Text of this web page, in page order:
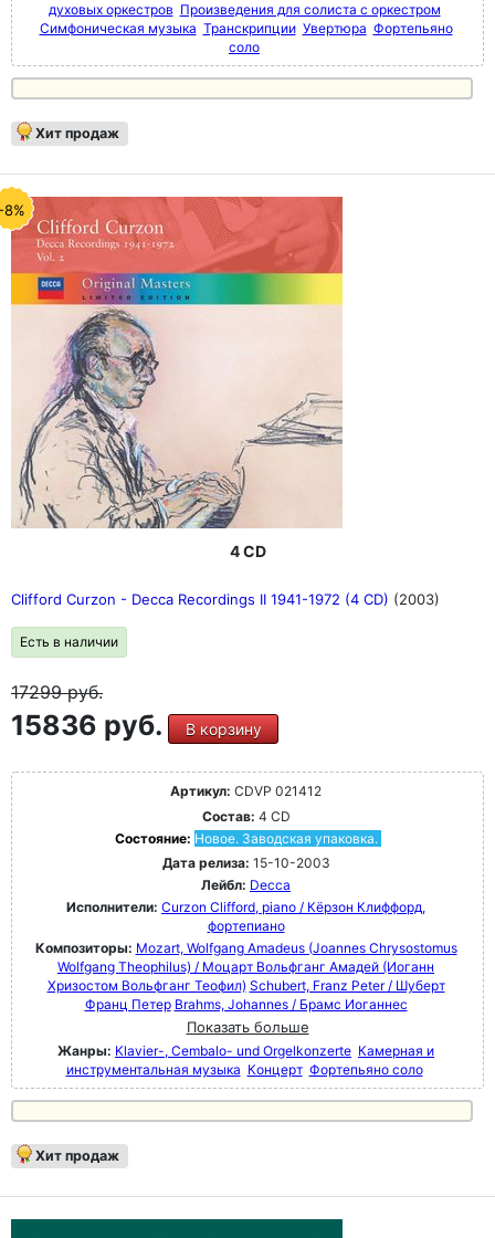
духовых оркестров Произведения для солиста с оркестром
Симфоническая музыка Транскрипции Увертюра Фортепьяно
соло
Хит продаж
8%
4 CD
Clifford Curzon - Decca Recordings II 1941-1972 (4 CD) (2003)
Есть в наличии
17299руб.
15836 руб. В корзину
Артикул: CDVP 021412
Состав: 4 CD
Состояние: Новое. Заводская упаковка.
Дата релиза: 15-10-2003
Лейбл: Decca
Исполнители: Curzon Clifford, piano / Кёрзон Клиффорд,
фортепиано
Композиторы: Mozart, Wolfgang Amadeus (Joannes Chrysostomus
Wolfgang Theophilus) / Моцарт Вольфганг Амадей (Иоганн
Хризостом Вольфганг Теофил) Schubert, Franz Peter / Шуберт
Франц Петер Brahms, Johannes / Брамс Иоганнес
Показать больше
Жанры: Klavier-, Cembalo- und Orgelkonzerte Камерная и
инструментальная музыка Концерт Фортепьяно соло
Хит продаж